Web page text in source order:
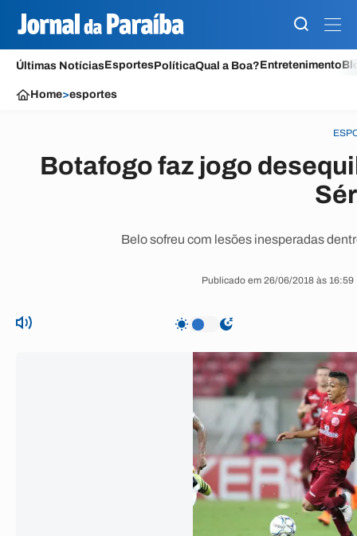
Últimas NotíciasEsportesPolíticaQual a Boa?Entretenimento
Home>esportes
Botafogo faz jogo
Belo sofreu com lesões inesperadas
Publicado em 26/06/2018 às